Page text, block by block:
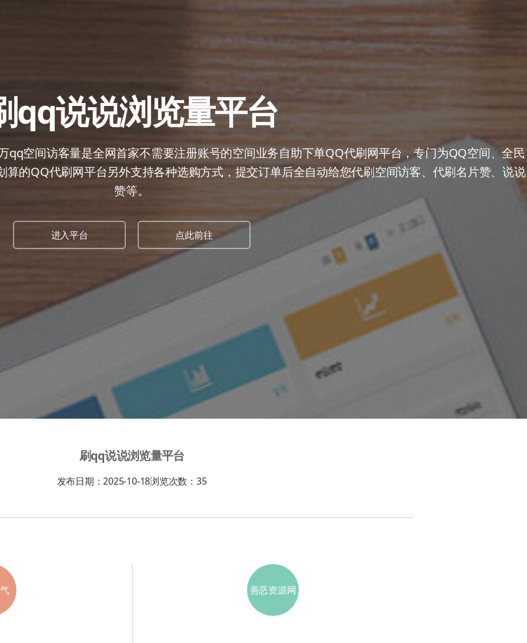
qq说说浏览量平台
qq空间访客量是全网首家不需要注册账号的空间业务自助下单QQ代刷网平台，专门为QQ空间、全民
的QQ代刷网平台另外支持各种选购方式，提交订单后全自动给您代刷空间访客、代刷名片赞、说说
赞等。
进入平台 点此前往
刷qq说说浏览量平台
发布日期：2025-10-18浏览次数： 35
善恶资源网